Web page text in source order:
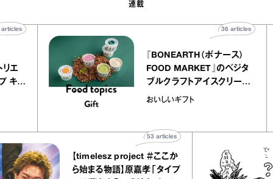
連載
アトリエ
レープ キャ
40 articles
『BONEARTH（ボナース）
FOOD MARKET』のベジ
ブルクラフトアイスクリー
｜真野知子の「おいしいギ
おいしいギフト
36
【timelesz project ＃ここか
ら始まる物語】原嘉孝「タイプ
articles